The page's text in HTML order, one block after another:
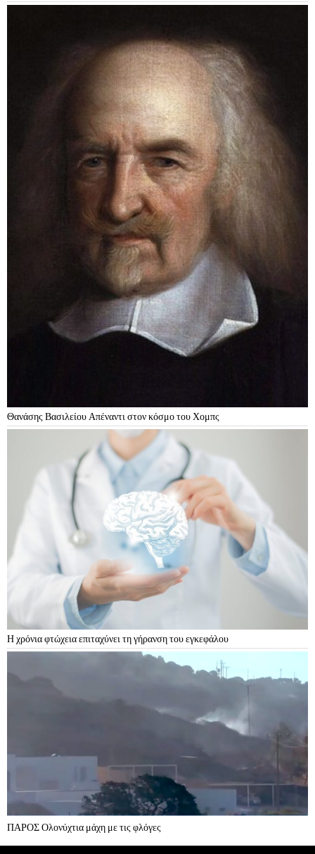
Θανάσης Βασιλείου Απέναντι στον κόσμο του Χομπς
Η χρόνια φτώχεια επιταχύνει τη γήρανση του εγκεφάλου
ΠΑΡΟΣ Ολονύχτια μάχη με τις φλόγες